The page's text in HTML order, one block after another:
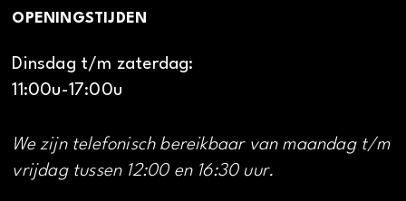
OPENINGSTIJDEN
Dinsdag t/m zaterdag:
11:00u-17:00u
We zijn telefonisch bereikbaar van maandag t/m
vrijdag tussen 12:00 en 16:30 uur.